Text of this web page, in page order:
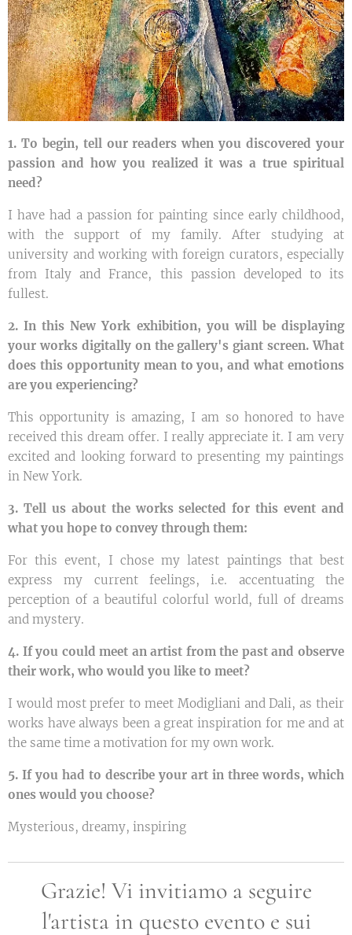
1. To begin, tell our readers when you discovered your
passion and how you realized it was a true spiritual
need?
I have had a passion for painting since early childhood,
with the support of my family. After studying at
university and working with foreign curators, especially
from Italy and France, this passion developed to its
fullest.
2. In this New York exhibition, you will be displaying
your works digitally on the gallery's giant screen. What
does this opportunity mean to you, and what emotions
are you experiencing?
This opportunity is amazing, I am so honored to have
received this dream offer. I really appreciate it. I am very
excited and looking forward to presenting my paintings
in New York.
3. Tell us about the works selected for this event and
what you hope to convey through them:
For this event, I chose my latest paintings that best
express my current feelings, i.e. accentuating the
perception of a beautiful colorful world, full of dreams
and mystery.
4. If you could meet an artist from the past and observe
their work, who would you like to meet?
I would most prefer to meet Modigliani and Dali, as their
works have always been a great inspiration for me and at
the same time a motivation for my own work.
5. If you had to describe your art in three words, which
ones would you choose?
Mysterious, dreamy, inspiring
Grazie! Vi invitiamo a seguire
l'artista in questo evento e sui